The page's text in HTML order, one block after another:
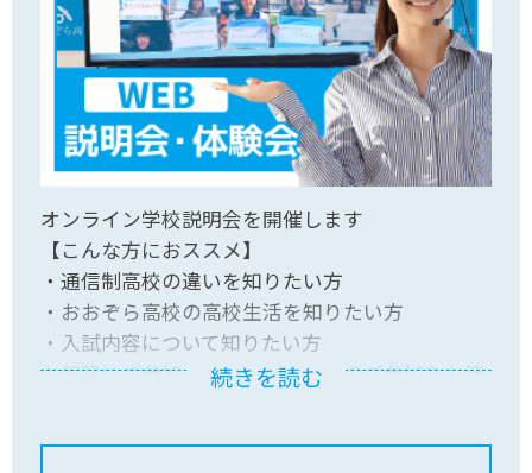
オンライン学校説明会を開催します
【こんな方におススメ】
・通信制高校の違いを知りたい方
・おおぞら高校の高校生活を知りたい方
・入試内容について知りたい方
お気軽にご参加ください！皆さんのご参加をお待
続きを読む